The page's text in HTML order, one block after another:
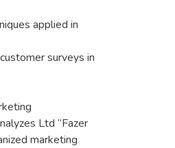
applied in
surveys in
Ltd “Fazer
marketing